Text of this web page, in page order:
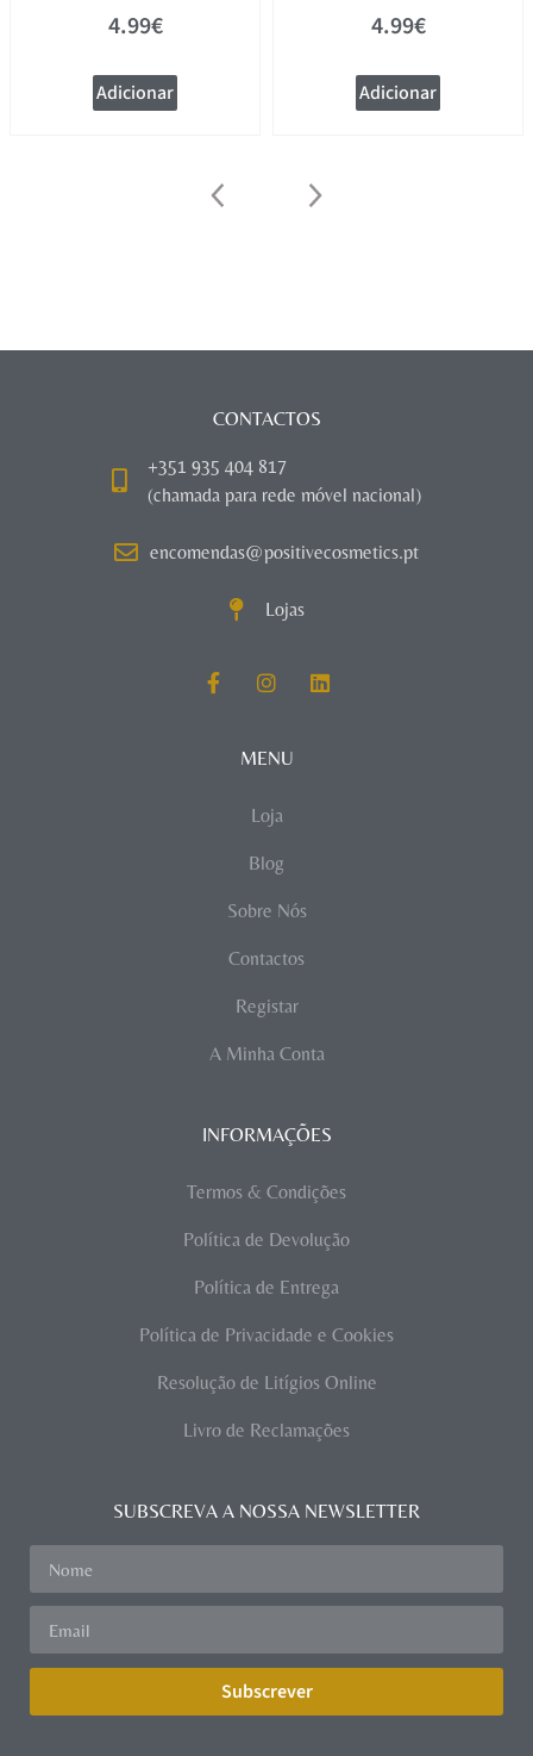
4.99€
Adicionar
4.99€
Adicionar
CONTACTOS
+351 935 404 817
(chamada para rede móvel nacional)
encomendas@positivecosmetics.pt
Lojas
MENU
Loja
Blog
Sobre Nós
Contactos
Registar
A Minha Conta
INFORMAÇÕES
Termos & Condições
Política de Devolução
Política de Entrega
Política de Privacidade e Cookies
Resolução de Litígios Online
Livro de Reclamações
SUBSCREVA A NOSSA NEWSLETTER
Subscrever